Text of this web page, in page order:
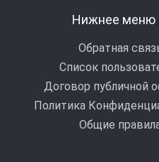
Нижнее меню
Обратная
Список
Договор публичной
Политика
Общие